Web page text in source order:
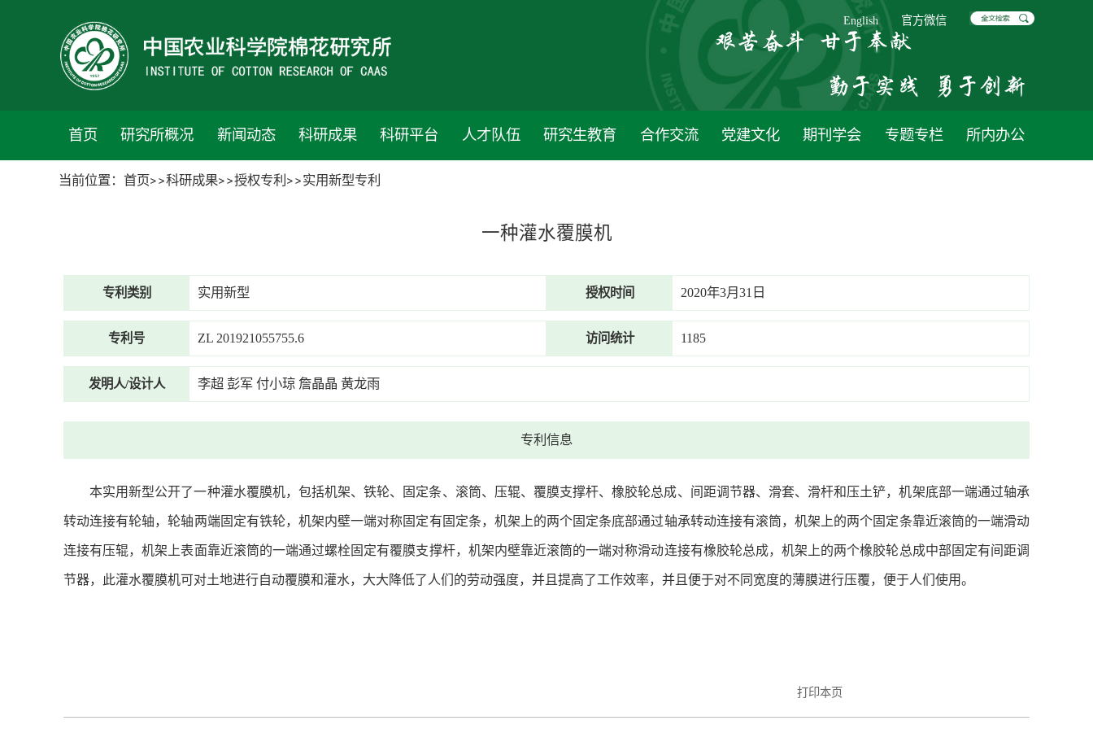
English 官方微信
首页 研究所概况 新闻动态 科研成果 科研平台 人才队伍 研究生教育 合作交流 党建文化 期刊学会 专题专栏 所内办公
当前位置： 首页 科研成果 授权专利 实用新型专利
一种灌水覆膜机
专利类别 实用新型 授权时间 2020年3月31日
专利号 ZL 201921055755.6 访问统计 1185
发明人/设计人 李超 彭军 付小琼 詹晶晶 黄龙雨
专利信息
本实用新型公开了一种灌水覆膜机，包括机架、铁轮、固定条、滚筒、压辊、覆膜支撑杆、橡胶轮总成、间距调节器、滑套、滑杆和压土铲，机架底部一端通过轴承
转动连接有轮轴，轮轴两端固定有铁轮，机架内壁一端对称固定有固定条，机架上的两个固定条底部通过轴承转动连接有滚筒，机架上的两个固定条靠近滚筒的一端滑动
连接有压辊，机架上表面靠近滚筒的一端通过螺栓固定有覆膜支撑杆，机架内壁靠近滚筒的一端对称滑动连接有橡胶轮总成，机架上的两个橡胶轮总成中部固定有间距调
节器，此灌水覆膜机可对土地进行自动覆膜和灌水，大大降低了人们的劳动强度，并且提高了工作效率，并且便于对不同宽度的薄膜进行压覆，便于人们使用。